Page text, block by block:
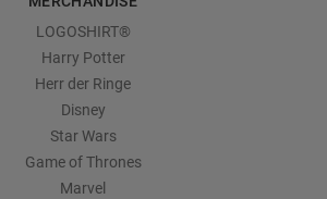
LOGOSHIRT®
Harry Potter
Herr der Ringe
Disney
Star Wars
Game of Thrones
Marvel